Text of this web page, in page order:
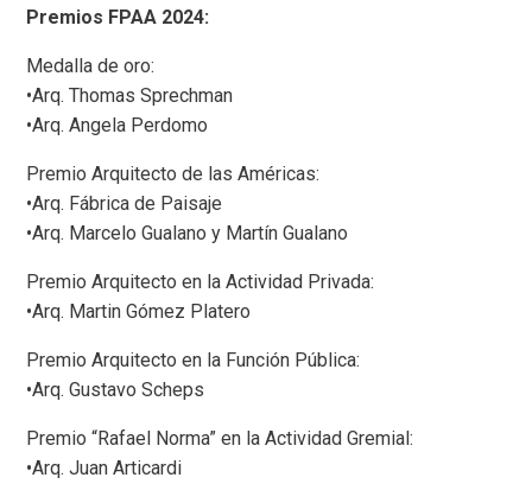
Premios FPAA 2024:
Medalla de oro:
•Arq. Thomas Sprechman
•Arq. Angela Perdomo
Premio Arquitecto de las Américas:
•Arq. Fábrica de Paisaje
•Arq. Marcelo Gualano y Martín Gualano
Premio Arquitecto en la Actividad Privada:
•Arq. Martin Gómez Platero
Premio Arquitecto en la Función Pública:
•Arq. Gustavo Scheps
Premio “Rafael Norma” en la Actividad Gremial:
•Arq. Juan Articardi